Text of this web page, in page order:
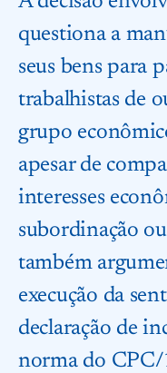
questiona a
seus bens para
trabalhistas de
grupo
apesar de
interesses
subordinação
também
execução da
declaração de
norma do CPC/